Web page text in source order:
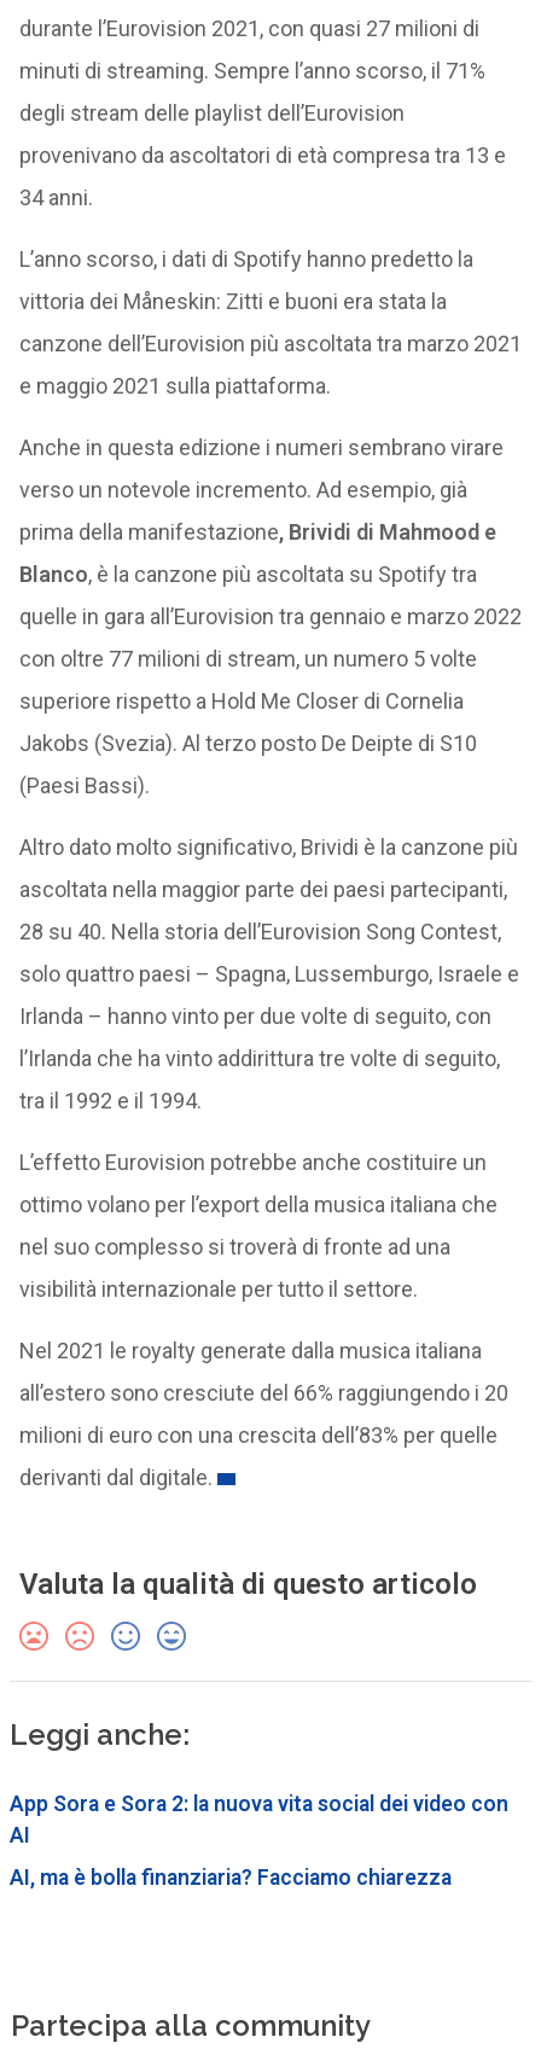
durante l’Eurovision 2021, con quasi 27 milioni di
minuti di streaming. Sempre l’anno scorso, il 71%
degli stream delle playlist dell’Eurovision
provenivano da ascoltatori di età compresa tra 13 e
34 anni.
L’anno scorso, i dati di Spotify hanno predetto la
vittoria dei Måneskin: Zitti e buoni era stata la
canzone dell’Eurovision più ascoltata tra marzo 2021
e maggio 2021 sulla piattaforma.
Anche in questa edizione i numeri sembrano virare
verso un notevole incremento. Ad esempio, già
prima della manifestazione, Brividi di Mahmood e
Blanco, è la canzone più ascoltata su Spotify tra
quelle in gara all’Eurovision tra gennaio e marzo 2022
con oltre 77 milioni di stream, un numero 5 volte
superiore rispetto a Hold Me Closer di Cornelia
Jakobs (Svezia). Al terzo posto De Deipte di S10
(Paesi Bassi).
Altro dato molto significativo, Brividi è la canzone più
ascoltata nella maggior parte dei paesi partecipanti,
28 su 40. Nella storia dell’Eurovision Song Contest,
solo quattro paesi – Spagna, Lussemburgo, Israele e
Irlanda – hanno vinto per due volte di seguito, con
l’Irlanda che ha vinto addirittura tre volte di seguito,
tra il 1992 e il 1994.
L’effetto Eurovision potrebbe anche costituire un
ottimo volano per l’export della musica italiana che
nel suo complesso si troverà di fronte ad una
visibilità internazionale per tutto il settore.
Nel 2021 le royalty generate dalla musica italiana
all’estero sono cresciute del 66% raggiungendo i 20
milioni di euro con una crescita dell’83% per quelle
derivanti dal digitale.
Valuta la qualità di questo articolo
Leggi anche:
App Sora e Sora 2: la nuova vita social dei video con
AI
AI, ma è bolla finanziaria? Facciamo chiarezza
Partecipa alla community